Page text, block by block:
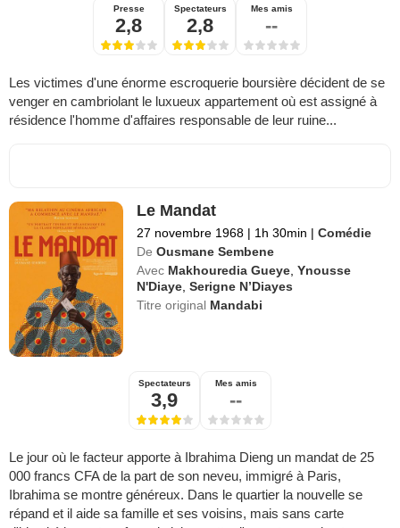
Presse
2,8
Spectateurs
2,8
Mes amis
--
Les victimes d'une énorme escroquerie boursière décident de se
venger en cambriolant le luxueux appartement où est assigné à
résidence l'homme d'affaires responsable de leur ruine...
Le Mandat
27 novembre 1968 | 1h 30min | Comédie
De Ousmane Sembene
Avec Makhouredia Gueye ,Ynousse
N'Diaye ,Serigne N’Diayes
Titre original Mandabi
Spectateurs
3,9
Mes amis
--
Le jour où le facteur apporte à Ibrahima Dieng un mandat de 25
000 francs CFA de la part de son neveu, immigré à Paris,
Ibrahima se montre généreux. Dans le quartier la nouvelle se
répand et il aide sa famille et ses voisins, mais sans carte